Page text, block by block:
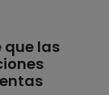
que las